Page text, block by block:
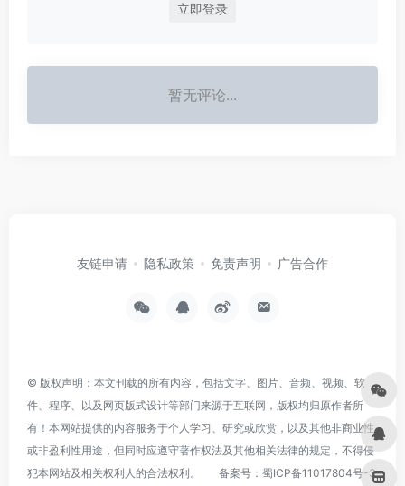
立即登录
暂无评论...
友链申请 隐私政策 免责声明 广告合作
© 版权声明：本文刊载的所有内容，包括文字、图片、音频、视频、软
件、程序、以及网页版式设计等部门来源于互联网，版权均归原作者所
有！本网站提供的内容服务于个人学习、研究或欣赏，以及其他非商业性
或非盈利性用途，但同时应遵守著作权法及其他相关法律的规定，不得侵
犯本网站及相关权利人的合法权利。
备案号： 蜀ICP备11017804号-3